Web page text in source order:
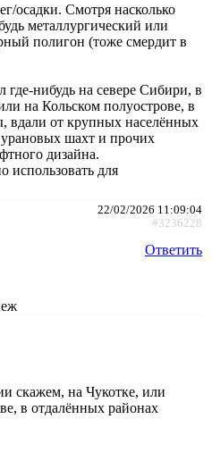
осадки. Смотря насколько
металлургический или
полигон (тоже смердит в
нибудь на севере Сибири, в
на Кольском полуострове, в
вдали от крупных населённых
урановых шахт и прочих
дизайна.
использовать для
22/02/2026 11:09:04
#3236228
Ответить
скажем, на Чукотке, или
в отдалённых районах